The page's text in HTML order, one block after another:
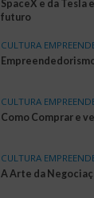
SpaceX e da Tesla
futuro
CULTURA
CULTURA
Como Comprar e
CULTURA
A Arte da